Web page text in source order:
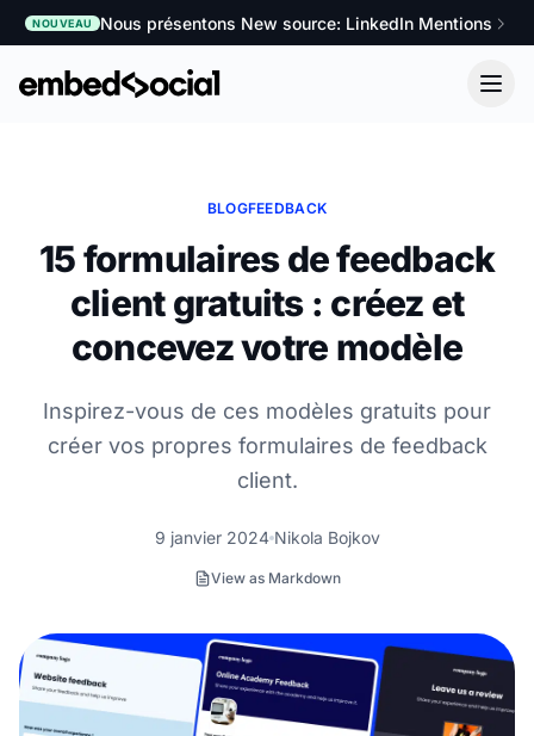
NOUVEAU Nous présentons New source: LinkedIn Mentions
BLOGFEEDBACK
15 formulaires de feedback
client gratuits : créez et
concevez votre modèle
Inspirez-vous de ces modèles gratuits pour
créer vos propres formulaires de feedback
client.
9 janvier 2024 Nikola Bojkov
View as Markdown